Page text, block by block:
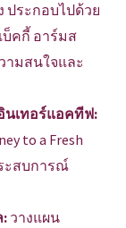
ระกอบไปด้วย
บ็คกี้ อาร์มส
ามสนใจและ
นเทอร์แอคทีฟ:
to a Fresh
ะสบการณ์
: วางแผน